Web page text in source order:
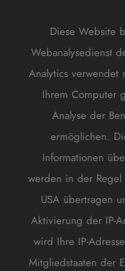
Diese Website
Webanalysedienst
Analytics verwendet
Ihrem Computer
Analyse der
ermöglichen.
Informationen
werden in der
USA übertragen
Aktivierung der IP-
wird Ihre IP-
Mitgliedstaaten der